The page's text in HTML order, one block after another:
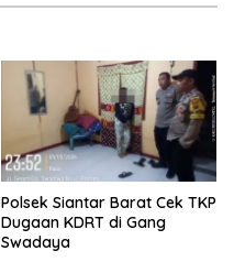
Polsek Siantar Barat Cek TKP
Dugaan KDRT di Gang
Swadaya